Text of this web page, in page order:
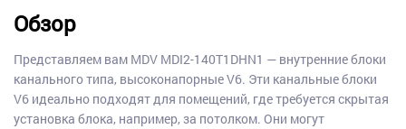
Обзор
Представляем вам MDV MDI2-140T1DHN1 — внутренние блоки
канального типа, высоконапорные V6. Эти канальные блоки
V6 идеально подходят для помещений, где требуется скрытая
установка блока, например, за потолком. Они могут